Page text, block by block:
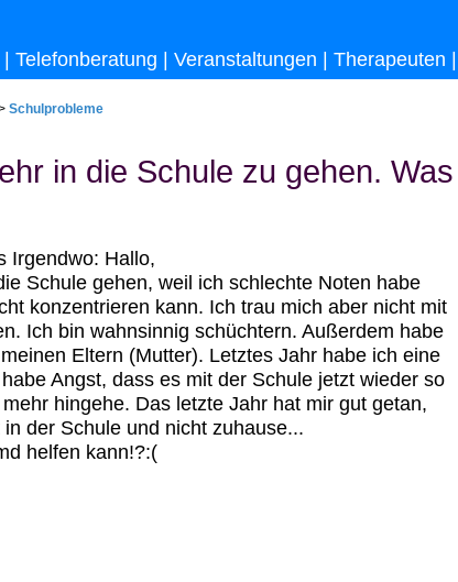
Telefonberatung Veranstaltungen Therapeuten
Schulprobleme
in die Schule zu gehen. Was
Irgendwo: Hallo,
Schule gehen, weil ich schlechte Noten habe
konzentrieren kann. Ich trau mich aber nicht mit
Ich bin wahnsinnig schüchtern. Außerdem habe
Eltern (Mutter). Letztes Jahr habe ich eine
Angst, dass es mit der Schule jetzt wieder so
hingehe. Das letzte Jahr hat mir gut getan,
der Schule und nicht zuhause...
helfen kann!?:(